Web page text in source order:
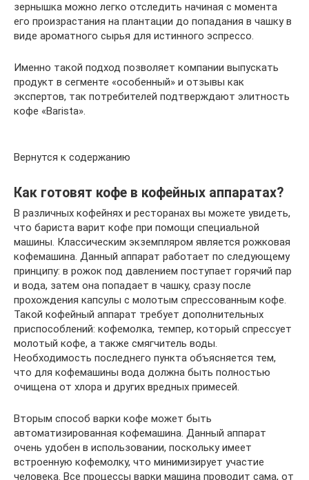
зернышка можно легко отследить начиная с момента
его произрастания на плантации до попадания в чашку в
виде ароматного сырья для истинного эспрессо.
Именно такой подход позволяет компании выпускать
продукт в сегменте «особенный» и отзывы как
экспертов, так потребителей подтверждают элитность
кофе «Barista».
Вернутся к содержанию
Как готовят кофе в кофейных аппаратах?
В различных кофейнях и ресторанах вы можете увидеть,
что бариста варит кофе при помощи специальной
машины. Классическим экземпляром является рожковая
кофемашина. Данный аппарат работает по следующему
принципу: в рожок под давлением поступает горячий пар
и вода, затем она попадает в чашку, сразу после
прохождения капсулы с молотым спрессованным кофе.
Такой кофейный аппарат требует дополнительных
приспособлений: кофемолка, темпер, который спрессует
молотый кофе, а также смягчитель воды.
Необходимость последнего пункта объясняется тем,
что для кофемашины вода должна быть полностью
очищена от хлора и других вредных примесей.
Вторым способ варки кофе может быть
автоматизированная кофемашина. Данный аппарат
очень удобен в использовании, поскольку имеет
встроенную кофемолку, что минимизирует участие
человека. Все процессы варки машина проводит сама, от